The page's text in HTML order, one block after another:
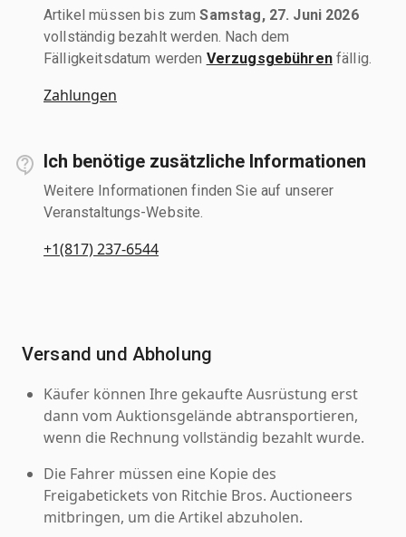
Artikel müssen bis zumSamstag, 27. Juni 2026
vollständig bezahlt werden. Nach dem
Fälligkeitsdatum werden Verzugsgebührenfällig.
Zahlungen
Ich benötige zusätzliche Informationen
Weitere Informationen finden Sie auf unserer
Veranstaltungs-Website.
+1(817) 237-6544
Versand und Abholung
Käufer können Ihre gekaufte Ausrüstung erst
dann vom Auktionsgelände abtransportieren,
wenn die Rechnung vollständig bezahlt wurde.
Die Fahrer müssen eine Kopie des
Freigabetickets von Ritchie Bros. Auctioneers
mitbringen, um die Artikel abzuholen.